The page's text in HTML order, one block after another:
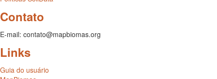
Contato
E-mail: contato@mapbiomas.org
Links
Guia do usuário